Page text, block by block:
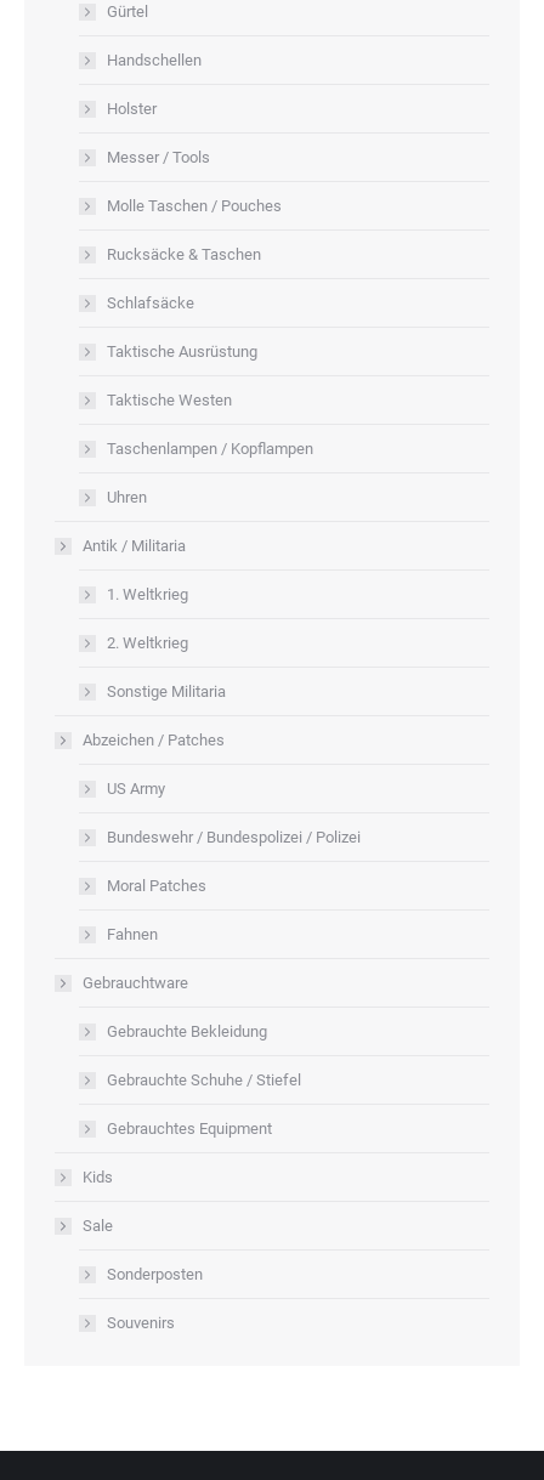
Gürtel
Handschellen
Holster
Messer / Tools
Molle Taschen / Pouches
Rucksäcke & Taschen
Schlafsäcke
Taktische Ausrüstung
Taktische Westen
Taschenlampen / Kopflampen
Uhren
Antik / Militaria
1. Weltkrieg
2. Weltkrieg
Sonstige Militaria
Abzeichen / Patches
US Army
Bundeswehr / Bundespolizei / Polizei
Moral Patches
Fahnen
Gebrauchtware
Gebrauchte Bekleidung
Gebrauchte Schuhe / Stiefel
Gebrauchtes Equipment
Kids
Sale
Sonderposten
Souvenirs